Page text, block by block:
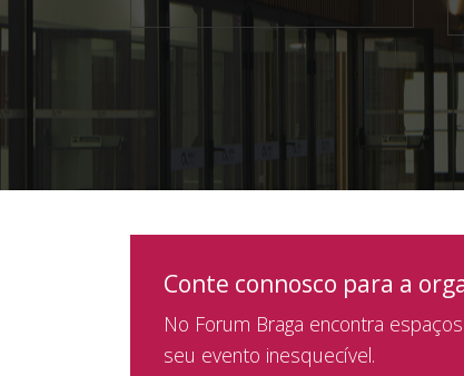
Conte connosco para a
No Forum Braga encontra
seu evento inesquecível.